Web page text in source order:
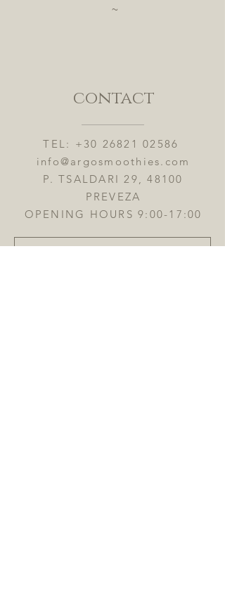
~
contact
TEL: +30 26821 02586
info@argosmoothies.com
P. TSALDARI 29, 48100
PREVEZA
OPENING HOURS 9:00-17:00